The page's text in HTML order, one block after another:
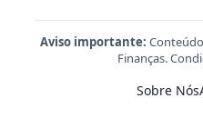
Aviso importante:
Finanças.
Sobre Nós